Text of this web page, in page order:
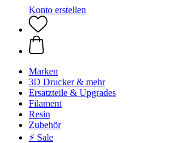
Konto erstellen
Marken
3D Drucker & mehr
Ersatzteile & Upgrades
Filament
Resin
Zubehör
⚡ Sale